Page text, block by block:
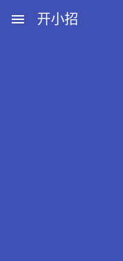
menu 开小招